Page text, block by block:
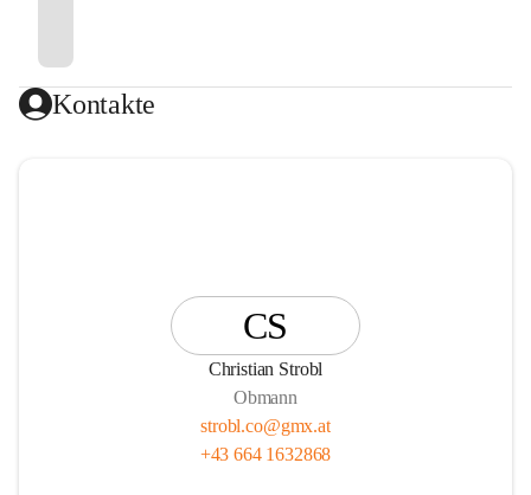
Kontakte
CS
Christian Strobl
Obmann
strobl.co@gmx.at
+43 664 1632868